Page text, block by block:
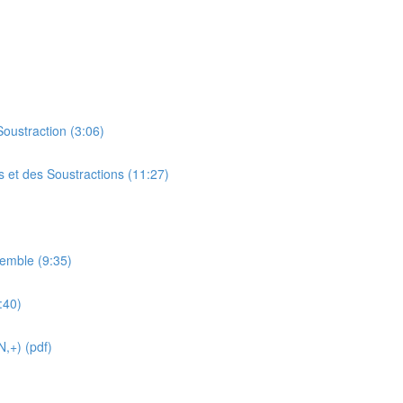
(3:06)
et des Soustractions (11:27)
(9:35)
(pdf)